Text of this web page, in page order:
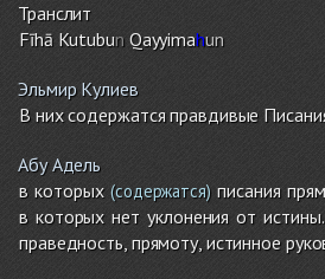
Транслит
Fīhā KutubunQayyimahun
Эльмир Кулиев
В них содержатся правдивые
Абу Адель
в которых(содержатся)писания
в которых нет уклонения от
праведность, прямоту, истинное